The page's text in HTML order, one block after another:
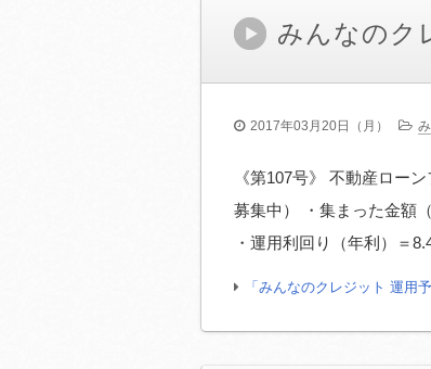
ツ
へ
みんなのク
2017年03月20日（月）
《第107号》 不動産ロー
募集中） ・集まった金額
・運用利回り（年利）＝
「みんなのクレジット 運用